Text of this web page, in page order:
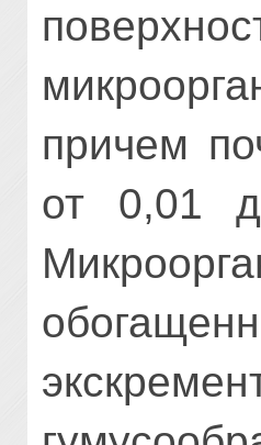
причем
от 0,01